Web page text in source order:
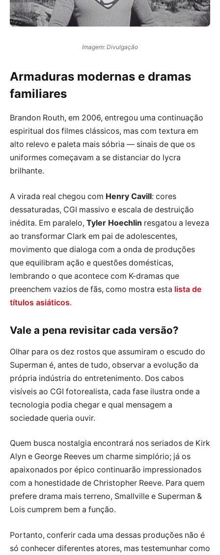
Imagem: Divulgação
Armaduras modernas e dramas
familiares
Brandon Routh, em 2006, entregou uma continuação
espiritual dos filmes clássicos, mas com textura em
alto relevo e paleta mais sóbria — sinais de que os
uniformes começavam a se distanciar do lycra
brilhante.
A virada real chegou com Henry Cavill: cores
dessaturadas, CGI massivo e escala de destruição
inédita. Em paralelo, Tyler Hoechlin resgatou a leveza
ao transformar Clark em pai de adolescentes,
movimento que dialoga com a onda de produções
que equilibram ação e questões domésticas,
lembrando o que acontece com K-dramas que
preenchem vazios de fãs, como mostra esta lista de
títulos asiáticos.
Vale a pena revisitar cada versão?
Olhar para os dez rostos que assumiram o escudo do
Superman é, antes de tudo, observar a evolução da
própria indústria do entretenimento. Dos cabos
visíveis ao CGI fotorealista, cada fase ilustra onde a
tecnologia podia chegar e qual mensagem a
sociedade queria ouvir.
Quem busca nostalgia encontrará nos seriados de Kirk
Alyn e George Reeves um charme simplório; já os
apaixonados por épico continuarão impressionados
com a honestidade de Christopher Reeve. Para quem
prefere drama mais terreno, Smallville e Superman &
Lois cumprem bem a função.
Portanto, conferir cada uma dessas produções não é
só conhecer diferentes atores, mas testemunhar como